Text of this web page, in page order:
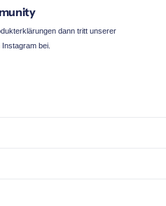
dann tritt unserer
bei.